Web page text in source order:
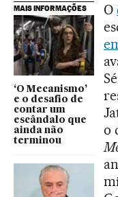
MAIS INFORMAÇÕES
‘O Mecanismo’
e o desafio de
contar um
escândalo que
ainda não
terminou
O
o